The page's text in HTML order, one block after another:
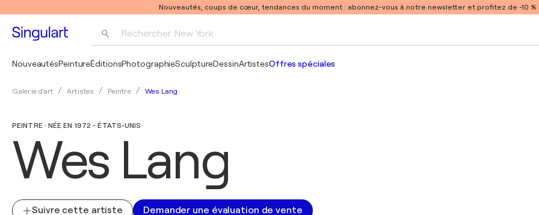
Nouveautés, coups de cœur, tendances du moment : abonnez-vous à notre newsletter et profitez de -10
Rechercher New York
NouveautésPeintureÉditionsPhotographieSculptureDessinArtistesOffres spéciales
Galerie d'art Artistes Peintre Wes Lang
PEINTRE · NÉE EN 1972 - ÉTATS-UNIS
Wes Lang
Suivre cette artiste Demander une évaluation de vente